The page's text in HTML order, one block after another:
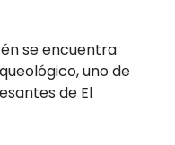
se encuentra
uno de
de El